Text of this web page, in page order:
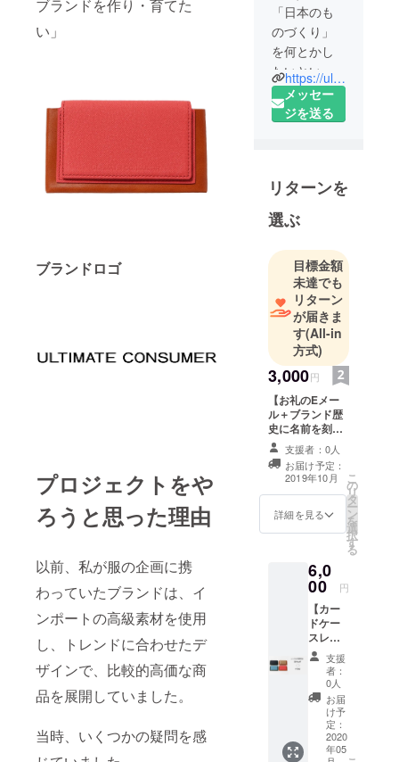
ブランドを作り・育てた
い」
ブランドロゴ
プロジェクトをや
ろうと思った理由
以前、私が服の企画に携
わっていたブランドは、イ
ンポートの高級素材を使用
し、トレンドに合わせたデ
ザインで、比較的高価な商
品を展開していました。
当時、いくつかの疑問を感
「日本のも
のづくり」
を何とかし
たいという
思いからス
タートしま
縫製職人が
さらに少な
くなり、
「日本の技
術」が衰退
するのでは
ないかとい
う危機感が
ありまし
た。
このブラン
ドを「メイ
ドインジャ
パンブラン
ド」として
確立させ、
するブラン
と考えてい
ます。
職人達の
「誇り」に
なるように
していきた
いと考えて
います。
日本の職人
の技術を伝
https://ultimateconsumer.jp/
メッセー
ジを送る
リターンを
選ぶ
目標金額
未達でも
リターン
が届きま
す(All-in
方式)
3,000円
【お礼のEメー
ル＋ブランド歴
史に名前を刻
む】 お礼のメー
ルをお送り致し
ます。加えてご
支援いただきま
した支援者様の
お名前を台帳に
名前を刻むにつ
いて 「※支援
時、必ず備考欄
にご希望のお名
前(台帳に名前を
刻む為）をご記
入ください。 名
前を記載してほ
しくない場合は
その旨ご記入く
欄に、今回ご支
援したいと思っ
ていただだいた
支援者：0人
お届け予定：
2019年10月
詳細を見る
こ
の
リ
タ
ー
ン
を
選
択
す
る
6,0
00 円
【カー
ドケー
スレン
タル月
額料金
58％0ff
】 ●
カード
ケース
のレン
タル料
支援
者：
0人
お届
け予
定：
2020
年05